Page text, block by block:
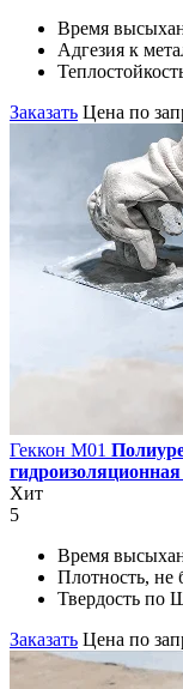
Время
Адгезия к
Заказать Цена по
Геккон М01
Хит
5
Время
Плотность, не
Твердость по
Заказать Цена по